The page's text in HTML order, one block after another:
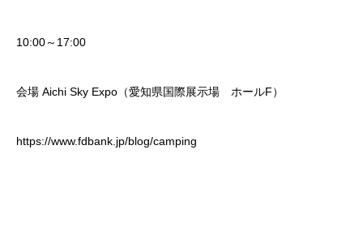
10:00～17:00
会場 Aichi Sky Expo（愛知県国際展示場 ホールF）
https://www.fdbank.jp/blog/camping